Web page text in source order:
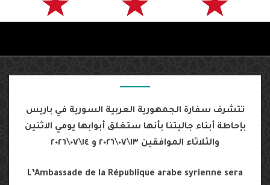
سفارة
العربية
السورية
في باريس
تتشرف سفارة الجمهورية العربية السورية في باريس
بإحاطة أبناء جاليتنا بأنها ستغلق أبوابها يومي الاثنين
والثلاثاء الموافقين ١٣\٠٧\٢٠٢٦ و ١٤\٠٧\٢٠٢٦
L’Ambassade de la République arabe syrienne sera